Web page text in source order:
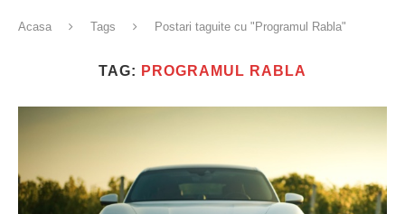
Acasa Tags Postari taguite cu "Programul Rabla"
TAG: PROGRAMUL RABLA